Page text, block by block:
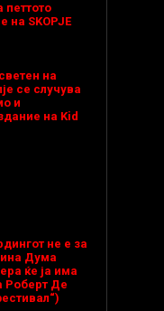
петтото
на SKOPJE
на
се случува
и
на Kid
не е за
Дума
ќе ја има
Роберт Де